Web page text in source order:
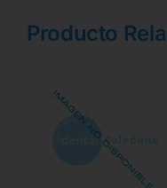
Producto